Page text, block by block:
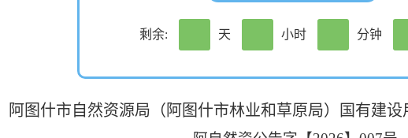
剩余: 天 小时 分钟
阿图什市自然资源局（阿图什市林业和草原局） 国有建